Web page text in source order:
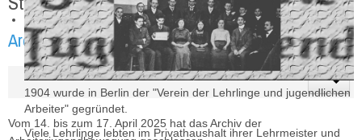
1904 wurde in Berlin der "Verein der Lehrlinge und jugendlichen
Arbeiter" gegründet.
Viele Lehrlinge lebten im Privathaushalt ihrer Lehrmeister und
Archiv schließt vom 14.-17.4.2025
Vom 14. bis zum 17. April 2025 hat das Archiv der